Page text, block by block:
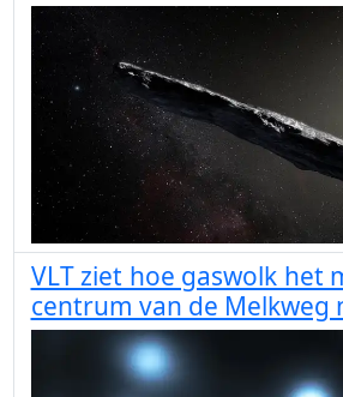
VLT ziet hoe gaswolk het
centrum van de Melkweg